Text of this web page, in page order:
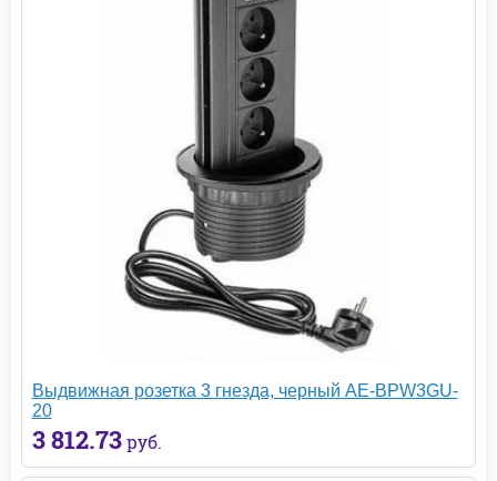
Выдвижная розетка 3 гнезда, черный AE-BPW3GU-
20
3 812.73 руб.